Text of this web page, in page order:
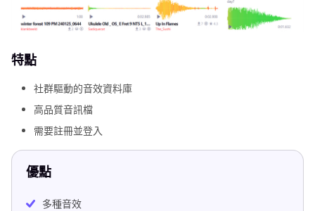
特點
社群驅動的音效資料庫
高品質音訊檔
需要註冊並登入
優點
多種音效